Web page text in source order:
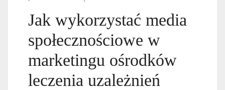
Jak wykorzystać media
społecznościowe w
marketingu ośrodków
leczenia uzależnień